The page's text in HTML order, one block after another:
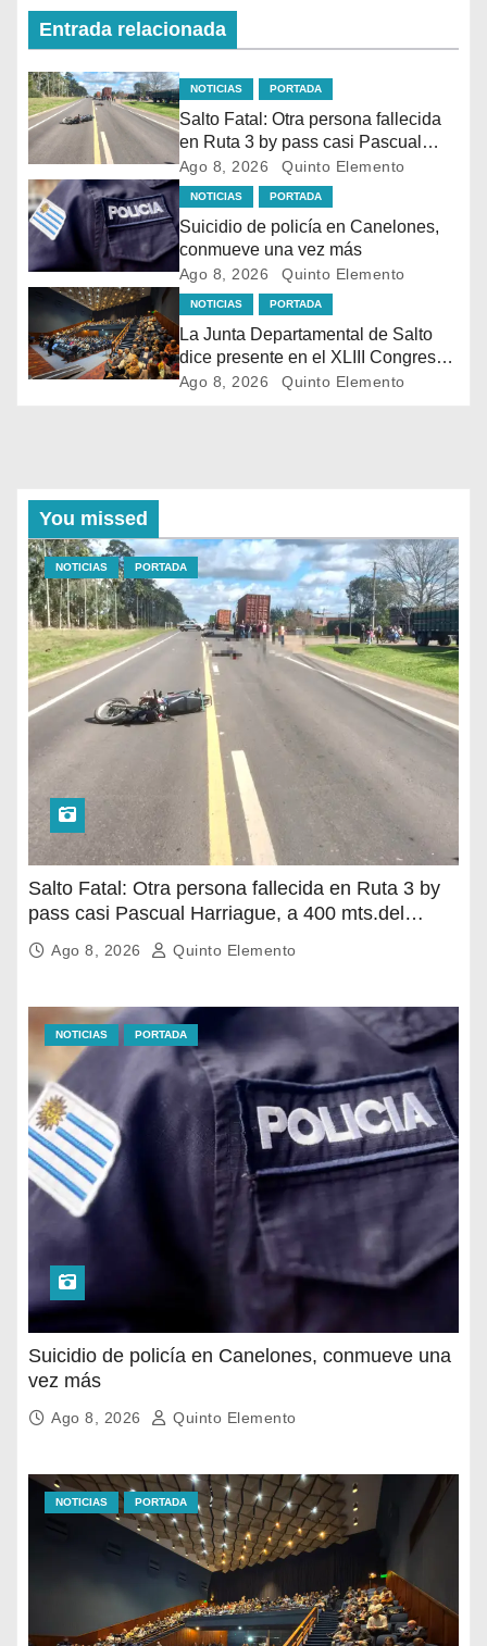
Entrada relacionada
NOTICIAS PORTADA
Salto Fatal: Otra persona fallecida
en Ruta 3 by pass casi Pascual
Harriague, a 400 mts.del siniestro
fatal de la mañana
Ago 8, 2026 Quinto Elemento
NOTICIAS PORTADA
Suicidio de policía en Canelones,
conmueve una vez más
Ago 8, 2026 Quinto Elemento
NOTICIAS PORTADA
La Junta Departamental de Salto
dice presente en el XLIII Congreso
de Ediles en Montevideo
Ago 8, 2026 Quinto Elemento
You missed
NOTICIAS PORTADA
Salto Fatal: Otra persona fallecida en Ruta 3 by
pass casi Pascual Harriague, a 400 mts.del
siniestro fatal de la mañana
Ago 8, 2026 Quinto Elemento
NOTICIAS PORTADA
Suicidio de policía en Canelones, conmueve una
vez más
Ago 8, 2026 Quinto Elemento
NOTICIAS PORTADA